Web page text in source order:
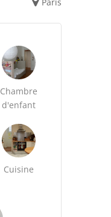
Chambre
d'enfant
Cuisine